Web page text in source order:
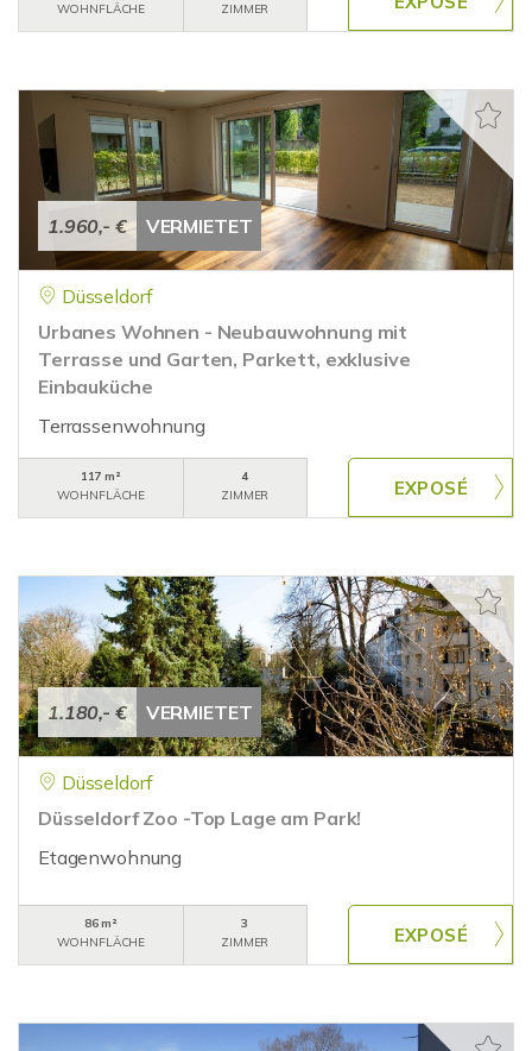
WOHNFLÄCHE
ZIMMER
1.960,- € VERMIETET
Düsseldorf
Urbanes Wohnen - Neubauwohnung mit
Terrasse und Garten, Parkett, exklusive
Einbauküche
Terrassenwohnung
117 m²
WOHNFLÄCHE
4
ZIMMER
1.180,- € VERMIETET
Düsseldorf
Düsseldorf Zoo -Top Lage am Park!
Etagenwohnung
86 m²
WOHNFLÄCHE
3
ZIMMER